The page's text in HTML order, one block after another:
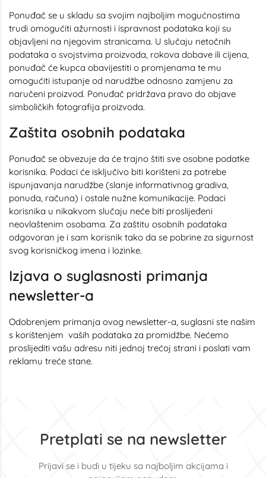
Ponuđač se u skladu sa svojim najboljim mogućnostima
trudi omogućiti ažurnosti i ispravnost podataka koji su
objavljeni na njegovim stranicama. U slučaju netočnih
podataka o svojstvima proizvoda, rokova dobave ili cijena,
ponuđač će kupca obavijestiti o promjenama te mu
omogućiti istupanje od narudžbe odnosno zamjenu za
naručeni proizvod. Ponuđač pridržava pravo do objave
simboličkih fotografija proizvoda.
Zaštita osobnih podataka
Ponuđač se obvezuje da će trajno štiti sve osobne podatke
korisnika. Podaci će isključivo biti korišteni za potrebe
ispunjavanja narudžbe (slanje informativnog gradiva,
ponuda, računa) i ostale nužne komunikacije. Podaci
korisnika u nikakvom slučaju neće biti proslijeđeni
neovlaštenim osobama. Za zaštitu osobnih podataka
odgovoran je i sam korisnik tako da se pobrine za sigurnost
svog korisničkog imena i lozinke.
Izjava o suglasnosti primanja
newsletter-a
Odobrenjem primanja ovog newsletter-a, suglasni ste našim
s korištenjem vaših podataka za promidžbe. Nećemo
proslijediti vašu adresu niti jednoj trećoj strani i poslati vam
reklamu treće stane.
Pretplati se na newsletter
Prijavi se i budi u tijeku sa najboljim akcijama i